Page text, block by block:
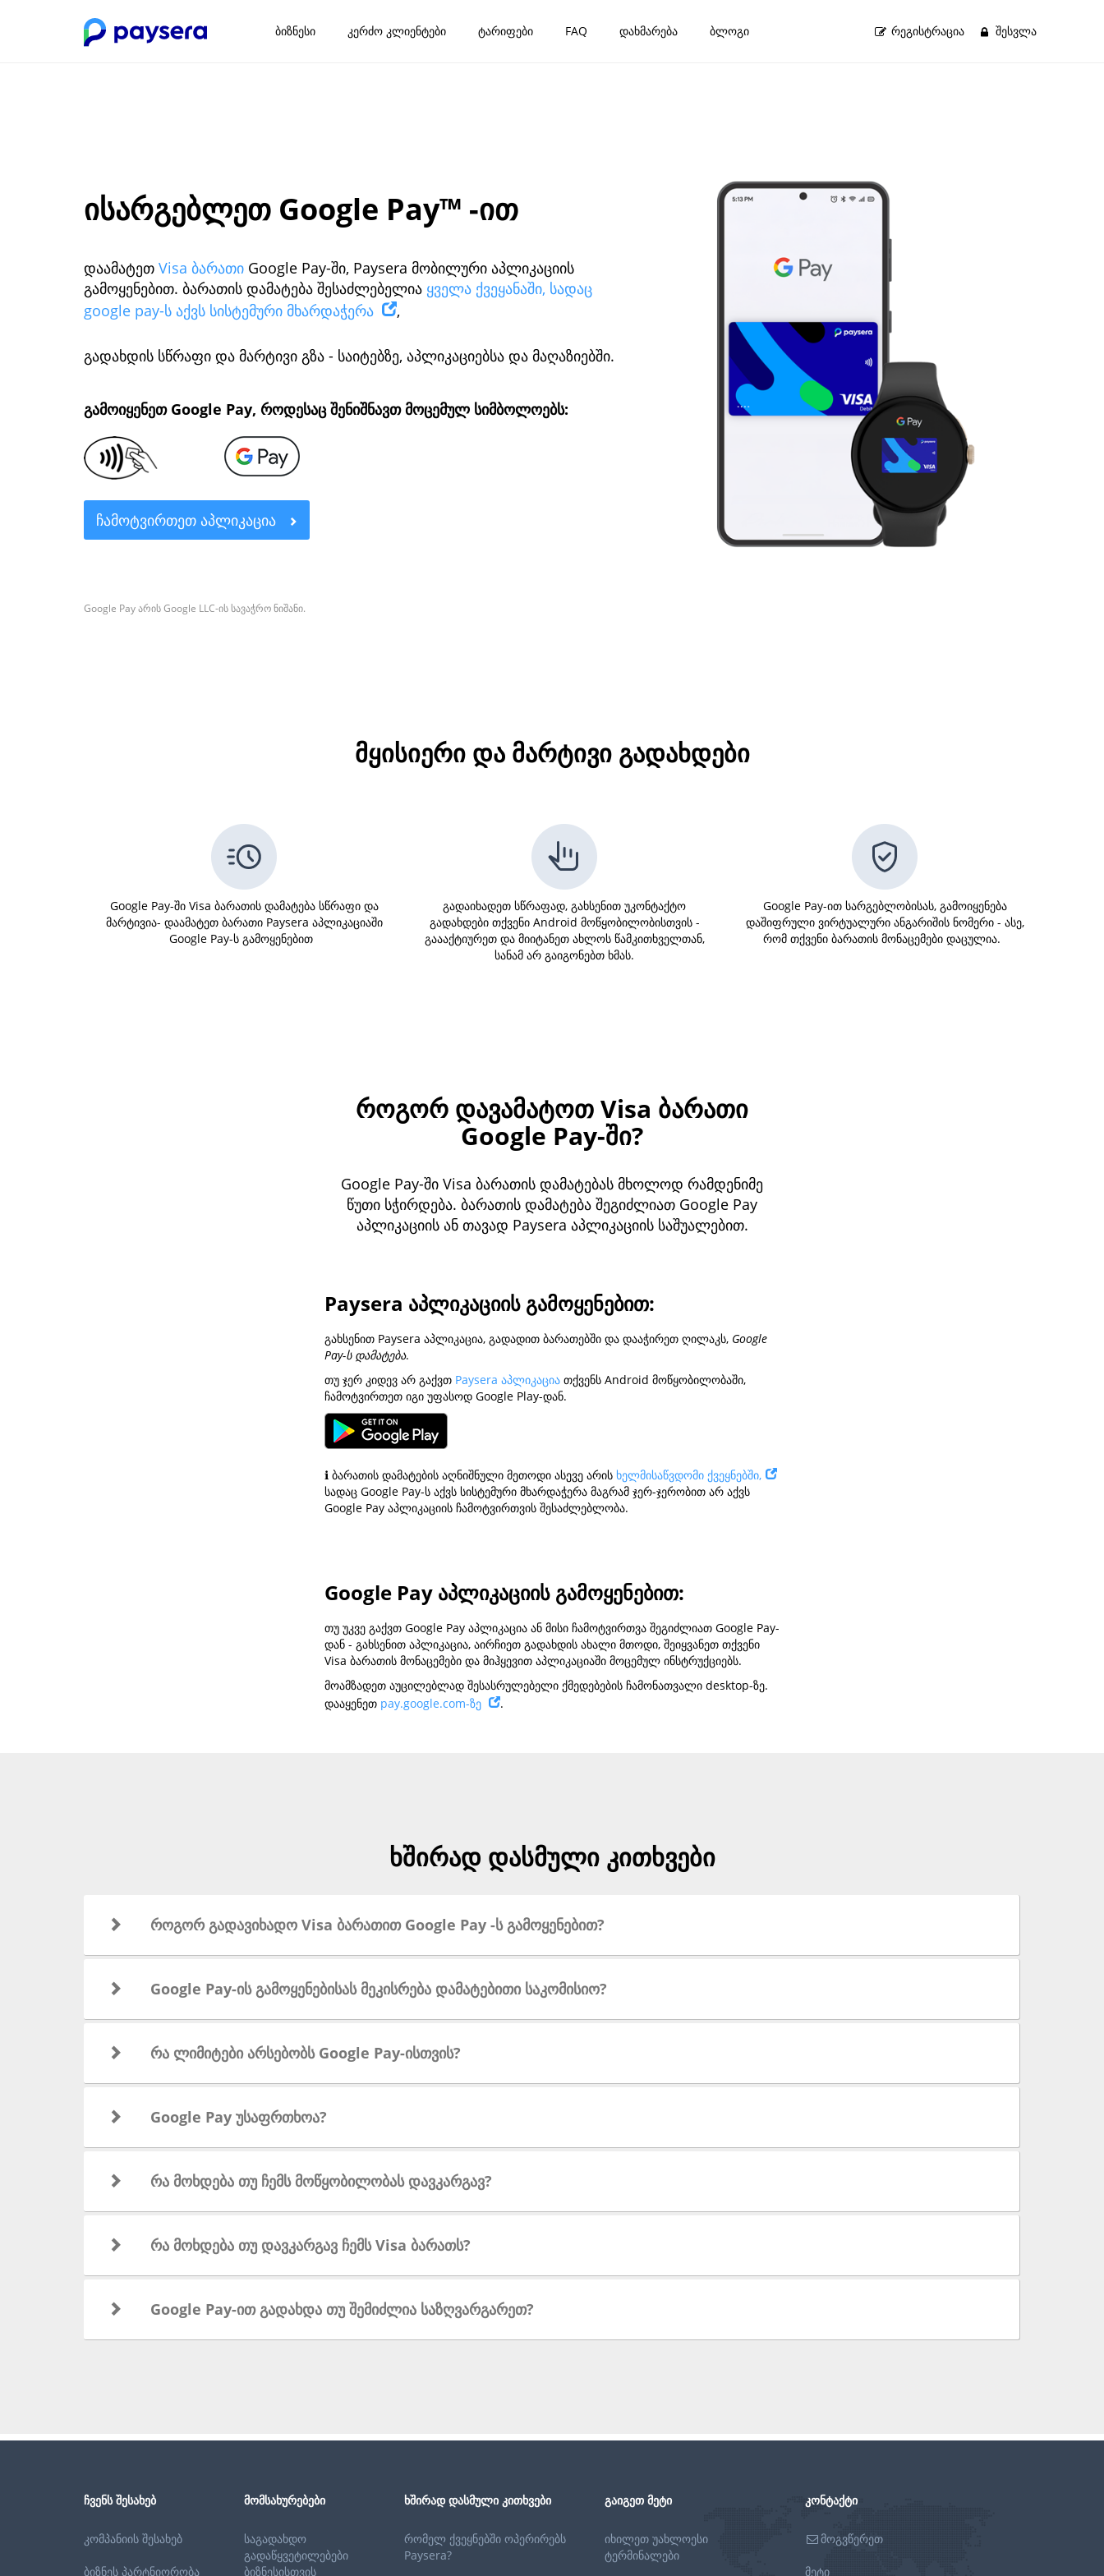
ბიზნესი კერძო კლიენტები ტარიფები FAQ დახმარება ბლოგი ᲠᲔᲒᲘᲡᲢᲠᲐᲪᲘᲐ ᲨᲔᲡᲕᲚᲐ
ისარგებლეთ Google Pay™ -ით
დაამატეთ Visa ბარათი Google Pay-ში, Paysera მობილური აპლიკაციის
გამოყენებით. ბარათის დამატება შესაძლებელია ყველა ქვეყანაში, სადაც
google pay-ს აქვს სისტემური მხარდაჭერა
,
გადახდის სწრაფი და მარტივი გზა - საიტებზე, აპლიკაციებსა და მაღაზიებში.
გამოიყენეთ Google Pay, როდესაც შენიშნავთ მოცემულ სიმბოლოებს:
ᲩᲐᲛᲝᲢᲕᲘᲠᲗᲔᲗ ᲐᲞᲚᲘᲙᲐᲪᲘᲐ
Google Pay არის Google LLC-ის სავაჭრო ნიშანი.
მყისიერი და მარტივი გადახდები
Google Pay-ში Visa ბარათის დამატება სწრაფი და
მარტივია- დაამატეთ ბარათი Paysera აპლიკაციაში
Google Pay-ს გამოყენებით
გადაიხადეთ სწრაფად, გახსენით უკონტაქტო
გადახდები თქვენი Android მოწყობილობისთვის -
გაააქტიურეთ და მიიტანეთ ახლოს წამკითხველთან,
სანამ არ გაიგონებთ ხმას.
Google Pay-ით სარგებლობისას, გამოიყენება
დაშიფრული ვირტუალური ანგარიშის ნომერი - ასე,
რომ თქვენი ბარათის მონაცემები დაცულია.
როგორ დავამატოთ Visa ბარათი
Google Pay-ში?
Google Pay-ში Visa ბარათის დამატებას მხოლოდ რამდენიმე
წუთი სჭირდება. ბარათის დამატება შეგიძლიათ Google Pay
აპლიკაციის ან თავად Paysera აპლიკაციის საშუალებით.
Paysera აპლიკაციის გამოყენებით:
გახსენით Paysera აპლიკაცია, გადადით ბარათებში და დააჭირეთ ღილაკს, Google
Pay-ს დამატება.
თუ ჯერ კიდევ არ გაქვთ Paysera აპლიკაცია თქვენს Android მოწყობილობაში,
ჩამოტვირთეთ იგი უფასოდ Google Play-დან.
ℹ️ ბარათის დამატების აღნიშნული მეთოდი ასევე არის ხელმისაწვდომი ქვეყნებში,
სადაც Google Pay-ს აქვს სისტემური მხარდაჭერა მაგრამ ჯერ-ჯერობით არ აქვს
Google Pay აპლიკაციის ჩამოტვირთვის შესაძლებლობა.
Google Pay აპლიკაციის გამოყენებით:
თუ უკვე გაქვთ Google Pay აპლიკაცია ან მისი ჩამოტვირთვა შეგიძლიათ Google Pay-
დან - გახსენით აპლიკაცია, აირჩიეთ გადახდის ახალი მთოდი, შეიყვანეთ თქვენი
Visa ბარათის მონაცემები და მიჰყევით აპლიკაციაში მოცემულ ინსტრუქციებს.
მოამზადეთ აუცილებლად შესასრულებელი ქმედებების ჩამონათვალი desktop-ზე.
დააყენეთ pay.google.com-ზე .
ხშირად დასმული კითხვები
როგორ გადავიხადო Visa ბარათით Google Pay -ს გამოყენებით?
Google Pay-ის გამოყენებისას მეკისრება დამატებითი საკომისიო?
რა ლიმიტები არსებობს Google Pay-ისთვის?
Google Pay უსაფრთხოა?
რა მოხდება თუ ჩემს მოწყობილობას დავკარგავ?
რა მოხდება თუ დავკარგავ ჩემს Visa ბარათს?
Google Pay-ით გადახდა თუ შემიძლია საზღვარგარეთ?
ᲩᲕᲔᲜᲡ ᲨᲔᲡᲐᲮᲔᲑ
კომპანიის შესახებ
ბიზნეს პარტნიორობა
ᲛᲝᲛᲡᲐᲮᲣᲠᲔᲑᲔᲑᲘ
საგადახდო
გადაწყვეტილებები
ბიზნესისთვის
ᲮᲨᲘᲠᲐᲓ ᲓᲐᲡᲛᲣᲚᲘ ᲙᲘᲗᲮᲕᲔᲑᲘ
რომელ ქვეყნებში ოპერირებს
Paysera?
ᲒᲐᲘᲒᲔᲗ ᲛᲔᲢᲘ
იხილეთ უახლოესი
ტერმინალები
ᲙᲝᲜᲢᲐᲥᲢᲘ
მოგვწერეთ
მეტი